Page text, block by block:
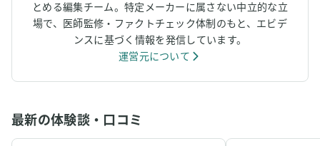
とめる編集チーム。特定メーカーに属さない中立的な立
場で、医師監修・ファクトチェック体制のもと、エビデ
ンスに基づく情報を発信しています。
運営元について
最新の体験談・口コミ